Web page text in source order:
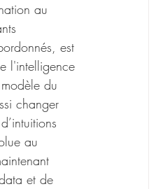
au
est
l'intelligence
du
changer
au
et de